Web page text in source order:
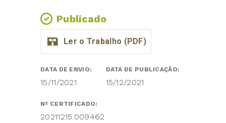
Publicado
DATA DE ENVIO:
15/11/2021
DATA DE PUBLICAÇÃO:
15/12/2021
Nº CERTIFICADO:
20211215.009462